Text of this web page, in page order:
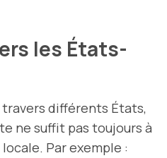
les États-
travers différents États,
ne suffit pas toujours à
Par exemple :